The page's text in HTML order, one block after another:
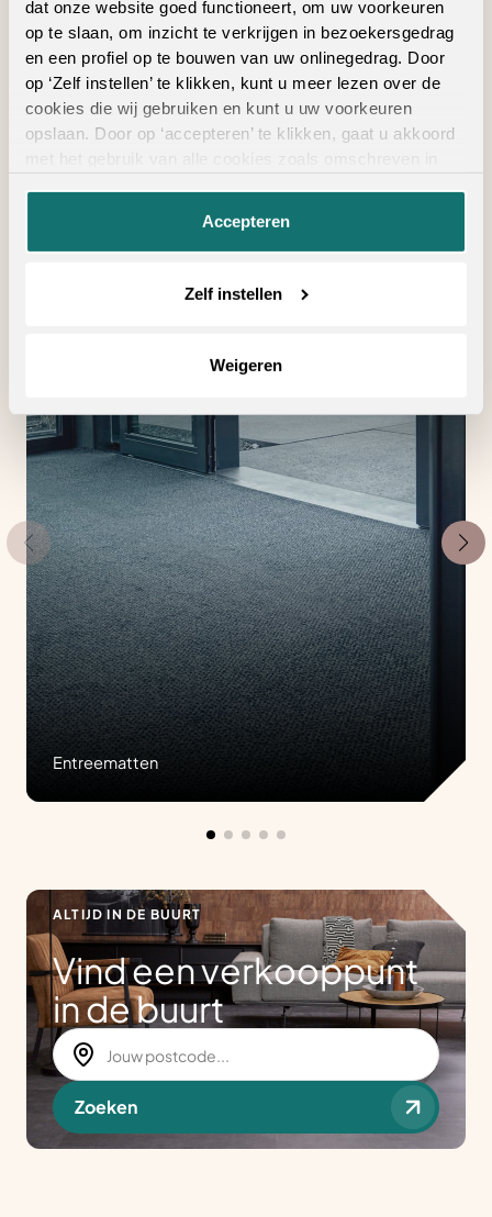
dat onze website goed functioneert, om uw voorkeuren
op te slaan, om inzicht te verkrijgen in bezoekersgedrag
en een profiel op te bouwen van uw onlinegedrag. Door
op ‘Zelf instellen’ te klikken, kunt u meer lezen over de
cookies die wij gebruiken en kunt u uw voorkeuren
opslaan. Door op ‘accepteren’ te klikken, gaat u akkoord
Accepteren
Zelf instellen
Weigeren
Ook verkrijgbaar als complete traprenovatie
in hetzelfde decor
Geschikte
vloertoebehoren
Entreematten
ALTIJD IN DE BUURT
Vind een verkooppunt
in de buurt
Zoeken